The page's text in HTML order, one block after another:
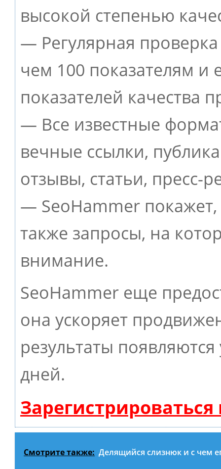
высокой степенью
— Регулярная
чем 100 показателям и
показателей качества
— Все известные
вечные ссылки,
отзывы, статьи, пресс-
— SeoHammer покажет,
также запросы, на
внимание.
SeoHammer еще
она ускоряет
результаты
дней.
Смотрите также: Делящийся слизнюк и с чем